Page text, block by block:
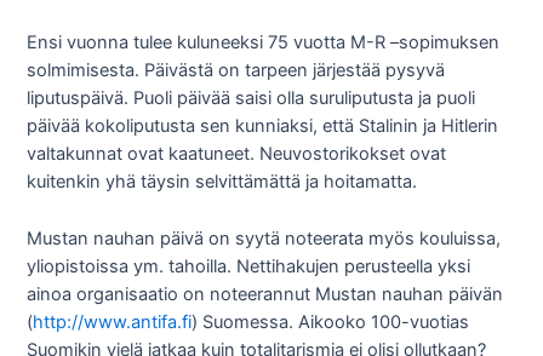
Ensi vuonna tulee kuluneeksi 75 vuotta M-R –sopimuksen
solmimisesta. Päivästä on tarpeen järjestää pysyvä
liputuspäivä. Puoli päivää saisi olla suruliputusta ja puoli
päivää kokoliputusta sen kunniaksi, että Stalinin ja Hitlerin
valtakunnat ovat kaatuneet. Neuvostorikokset ovat
kuitenkin yhä täysin selvittämättä ja hoitamatta.
Mustan nauhan päivä on syytä noteerata myös kouluissa,
yliopistoissa ym. tahoilla. Nettihakujen perusteella yksi
ainoa organisaatio on noteerannut Mustan nauhan päivän
(http://www.antifa.fi) Suomessa. Aikooko 100-vuotias
Suomikin vielä jatkaa kuin totalitarismia ei olisi ollutkaan?